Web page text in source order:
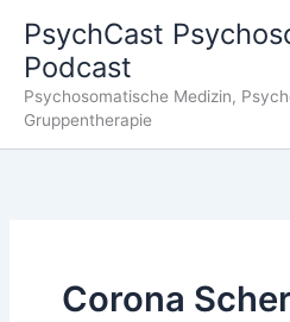
Inhalt
springen
PsychCast
Podcast
Psychosomatische Medizin,
Gruppentherapie
Corona